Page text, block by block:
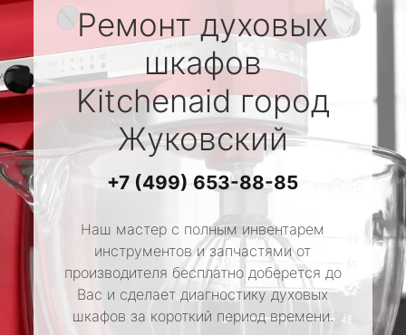
Ремонт духовых
шкафов
Kitchenaidгород
Жуковский
+7 (499) 653-88-85
Наш мастер с полным инвентарем
инструментов и запчастями от
производителя бесплатно доберется до
Вас и сделает диагностику духовых
шкафов за короткий период времени.